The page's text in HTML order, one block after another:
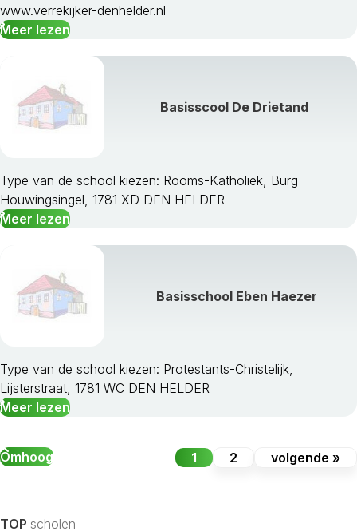
www.verrekijker-denhelder.nl
Meer lezen
Basisscool De Drietand
Type van de school kiezen: Rooms-Katholiek, Burg
Houwingsingel, 1781 XD DEN HELDER
Meer lezen
Basisschool Eben Haezer
Type van de school kiezen: Protestants-Christelijk,
Lijsterstraat, 1781 WC DEN HELDER
Meer lezen
Omhoog 1 2 volgende »
TOP scholen